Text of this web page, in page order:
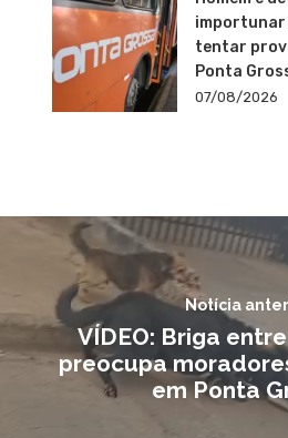
importunar
tentar
Ponta
07/08/2026
Notícia
VÍDEO: Briga
preocupa
em Ponta